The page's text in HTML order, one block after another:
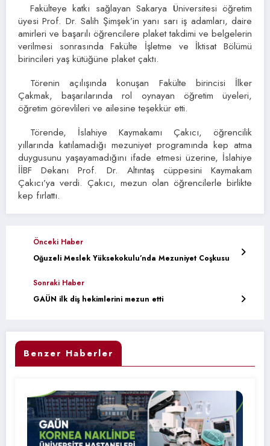
Fakülteye katkı sağlayan Sakarya Üniversitesi öğretim
üyesi Prof. Dr. Salih Şimşek’in yanı sarı iş adamları, daire
amirleri ve başarılı öğrencilere plaket takdimi ve belgelerin
verilmesi sonrasında Fakülte İşletme ve İktisat Bölümü
birincileri yaş kütüğüne plaket çaktı.
Törenin açılışında konuşan Fakülte birincisi İlker
Çakmak, başarılarında rol oynayan öğretim üyeleri,
öğretim görevlileri ve ailesine teşekkür etti.
Törende, İslahiye Kaymakamı Çakıcı, öğrencilik
yıllarında katılamadığı mezuniyet programında kep atma
duygusunu yaşayamadığını ifade etmesi üzerine, İslahiye
İİBF Dekanı Prof. Dr. Altıntaş cüppesini Kaymakam
Çakıcı’ya verdi. Çakıcı, mezun olan öğrencilerle birlikte
kep fırlattı.
Önceki Haber
Oğuzeli Meslek Yüksekokulu’nda Mezuniyet Coşkusu
Sonraki Haber
GAÜN ilk diş hekimlerini mezun etti
Benzer Haberler